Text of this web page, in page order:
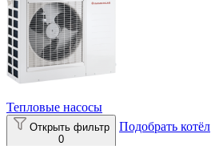
Тепловые насосы
Открыть фильтр
0
Подобрать котёл